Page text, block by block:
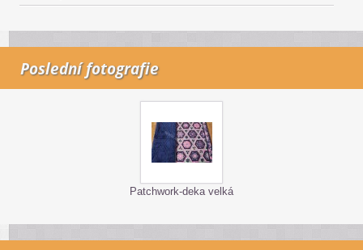
Poslední fotografie
Patchwork-deka velká